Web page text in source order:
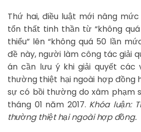
Thứ hai, điều luật mới nâng
tổn thất tinh thần từ “không
thiểu” lên “không quá 50 lần
đề này, người làm công tác giải
án cần lưu ý khi giải quyết các
thường thiệt hại ngoài hợp đồng
sự có bồi thường do xâm phạm
tháng 01 năm 2017. Khóa luận:
thường thiệt hại ngoài hợp đồng.